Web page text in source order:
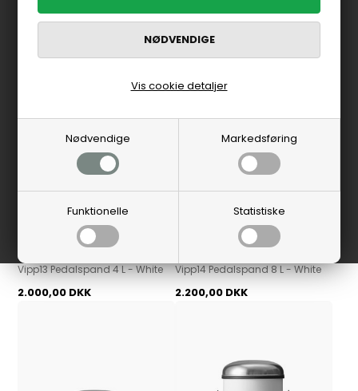
Nødvendige Markedsføring
Funktionelle Statistiske
Vis cookie detaljer
FILTRER PRODUKTER
Vipp
Vipp13 Pedalspand 4 L - White
2.000,00 DKK
Vipp14 Pedalspand 8 L - White
2.200,00 DKK